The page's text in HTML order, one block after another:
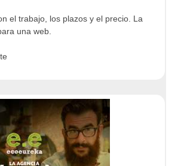
el trabajo, los plazos y el precio. La
una web.